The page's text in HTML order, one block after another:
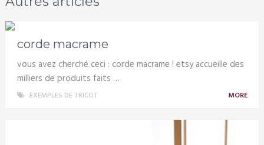
corde macrame
vous avez cherché ceci : corde macrame ! etsy accueille des
milliers de produits faits …
EXEMPLES DE TRICOT MORE